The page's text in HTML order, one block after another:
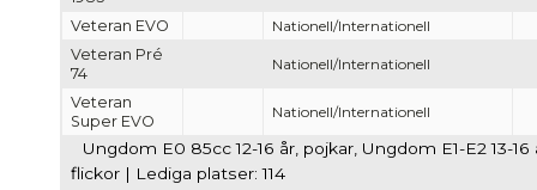
Veteran EVO
Nationell/Internationell
Veteran Pré
74
Nationell/Internationell
Veteran
Super EVO
Nationell/Internationell
Ungdom E0 85cc 12-16 år, pojkar, Ungdom E1-E2 13-
flickor | Lediga platser: 114